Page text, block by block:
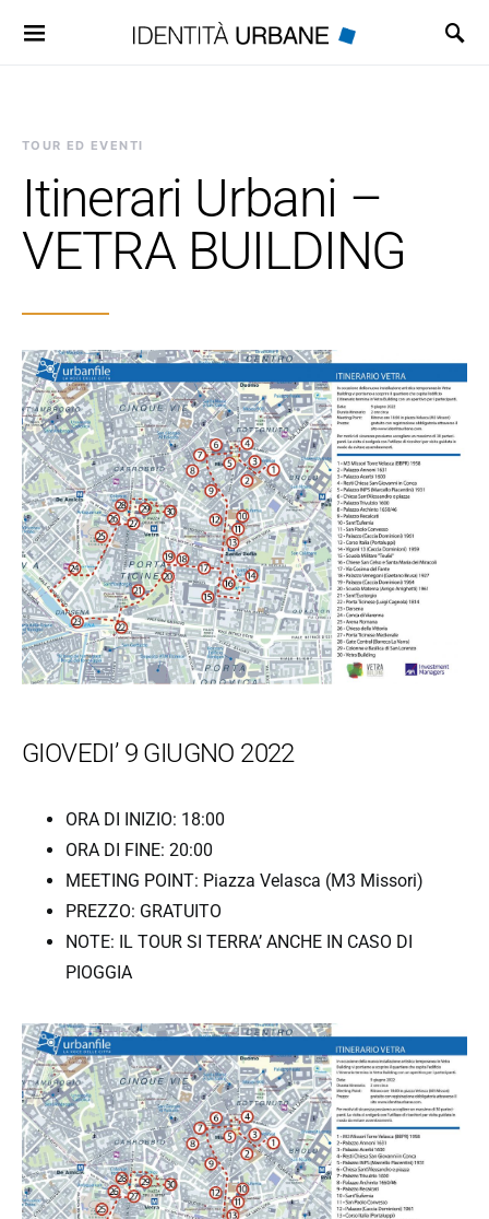
Search for:
TOUR ED EVENTI
Itinerari Urbani –
VETRA BUILDING
GIOVEDI’ 9 GIUGNO 2022
ORA DI INIZIO: 18:00
ORA DI FINE: 20:00
MEETING POINT: Piazza Velasca (M3 Missori)
PREZZO: GRATUITO
NOTE: IL TOUR SI TERRA’ ANCHE IN CASO DI
PIOGGIA